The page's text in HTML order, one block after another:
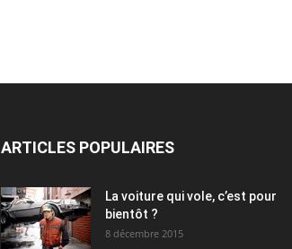
ARTICLES POPULAIRES
La voiture qui vole, c’est pour
bientôt ?
8 décembre 2015